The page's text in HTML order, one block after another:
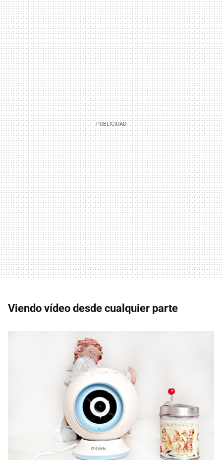
Viendo vídeo desde cualquier parte